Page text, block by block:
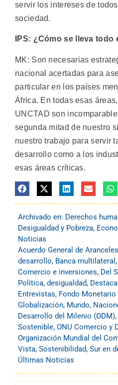
servir los intereses de
sociedad.
IPS: ¿Cómo se lleva todo
MK: Son necesarias
nacional acertadas para
particular en los países
África. En todas esas
UNCTAD son
segunda mitad de nuestro
nuestro trabajo para servir
desarrollo como a los
esas áreas críticas.
Archivado en: Derechos
Desigualdad y Pobreza,
Noticias
Acuerdo General de
desarrollo, Banca multilateral ,
Comercio e inversiones, Del
Política, desigualdad,
Entrevistas, Fondo Monetario
Globalización, Mundo,
Desarrollo del Milenio (ODM),
Sostenible, ONU Comercio y
Organización Mundial del
Vista, Sostenibilidad, Sur en
Últimas Noticias